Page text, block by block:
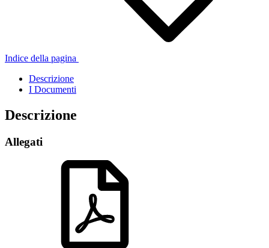
Indice della pagina
Descrizione
I Documenti
Descrizione
Allegati